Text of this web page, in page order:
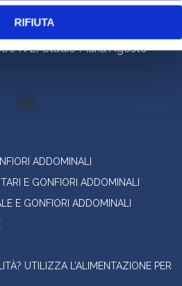
RIFIUTA
STUDIO:
(VE) Studio Maria Agosto
ADDOMINALI
E GONFIORI ADDOMINALI
E GONFIORI ADDOMINALI
UTILIZZA L’ALIMENTAZIONE PER